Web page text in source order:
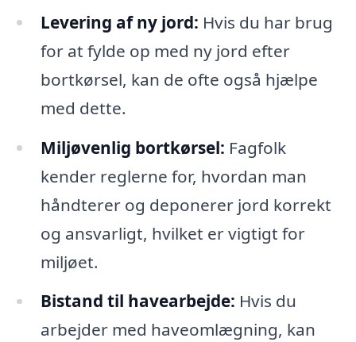
Levering af ny jord: Hvis du har brug
for at fylde op med ny jord efter
bortkørsel, kan de ofte også hjælpe
med dette.
Miljøvenlig bortkørsel: Fagfolk
kender reglerne for, hvordan man
håndterer og deponerer jord korrekt
og ansvarligt, hvilket er vigtigt for
miljøet.
Bistand til havearbejde: Hvis du
arbejder med haveomlægning, kan